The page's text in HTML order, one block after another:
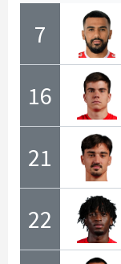
7
16
21
22